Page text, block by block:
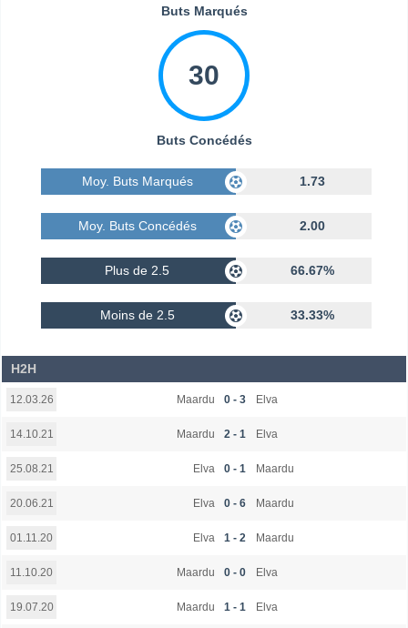
Buts Marqués
30
Buts Concédés
Moy. Buts Marqués 1.73
Moy. Buts Concédés 2.00
Plus de 2.5 66.67%
Moins de 2.5 33.33%
H2H
12.03.26 Maardu 0 - 3 Elva
14.10.21 Maardu 2 - 1 Elva
25.08.21 Elva 0 - 1 Maardu
20.06.21 Elva 0 - 6 Maardu
01.11.20 Elva 1 - 2 Maardu
11.10.20 Maardu 0 - 0 Elva
19.07.20 Maardu 1 - 1 Elva